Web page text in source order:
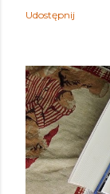
Udostępnij